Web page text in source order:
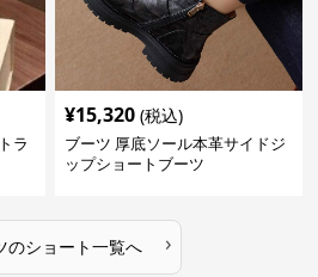
ラ
¥15,320 (税込)
ブーツ 厚底ソール本革サイドジ
ップショートブーツ
のショート一覧へ ›